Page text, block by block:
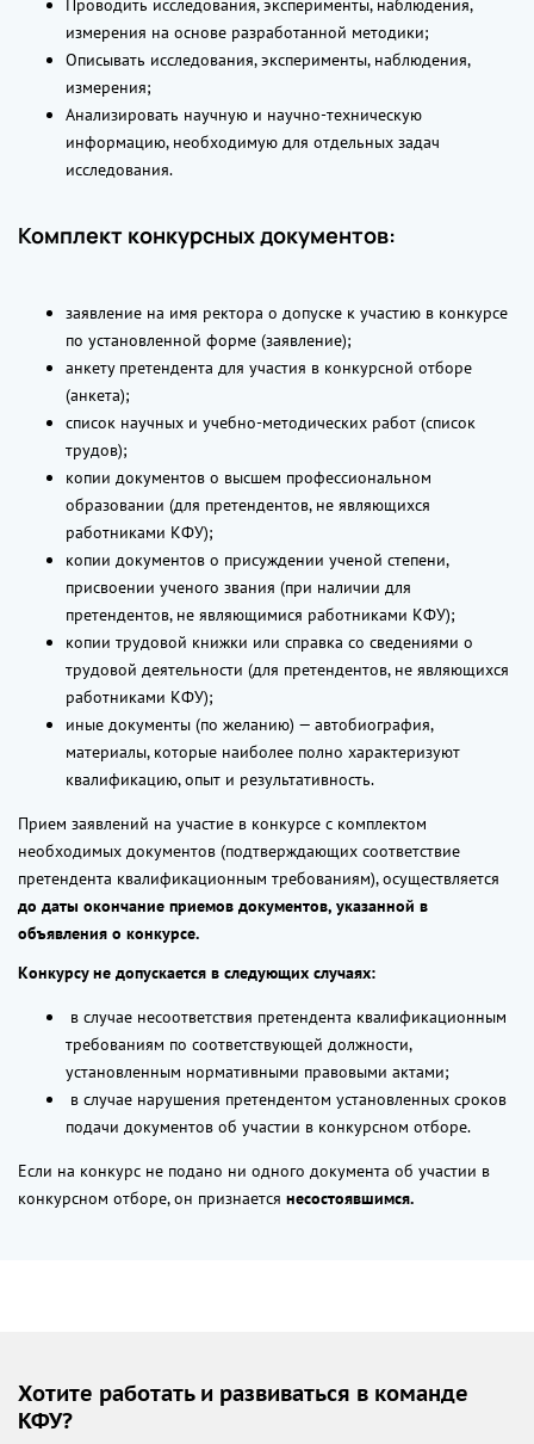
Проводить исследования, эксперименты, наблюдения,
измерения на основе разработанной методики;
Описывать исследования, эксперименты, наблюдения,
измерения;
Анализировать научную и научно-техническую
информацию, необходимую для отдельных задач
исследования.
Комплект конкурсных документов:
заявление на имя ректора о допуске к участию в конкурсе
по установленной форме (заявление);
анкету претендента для участия в конкурсной отборе
(анкета);
список научных и учебно-методических работ (список
трудов);
копии документов о высшем профессиональном
образовании (для претендентов, не являющихся
работниками КФУ);
копии документов о присуждении ученой степени,
присвоении ученого звания (при наличии для
претендентов, не являющимися работниками КФУ);
копии трудовой книжки или справка со сведениями о
трудовой деятельности (для претендентов, не являющихся
работниками КФУ);
иные документы (по желанию) — автобиография,
материалы, которые наиболее полно характеризуют
квалификацию, опыт и результативность.
Прием заявлений на участие в конкурсе с комплектом
необходимых документов (подтверждающих соответствие
претендента квалификационным требованиям), осуществляется
до даты окончание приемов документов, указанной в
объявления о конкурсе.
Конкурсу не допускается в следующих случаях:
в случае несоответствия претендента квалификационным
требованиям по соответствующей должности,
установленным нормативными правовыми актами;
в случае нарушения претендентом установленных сроков
подачи документов об участии в конкурсном отборе.
Если на конкурс не подано ни одного документа об участии в
конкурсном отборе, он признается несостоявшимся.
Хотите работать и развиваться в команде
КФУ?